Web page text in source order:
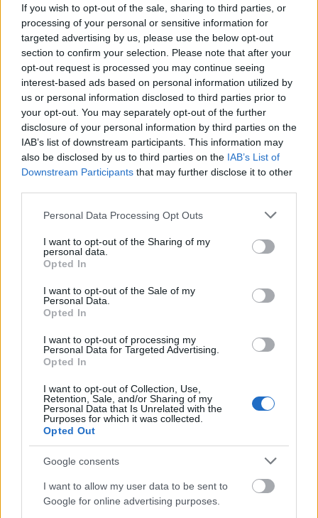
If you wish to opt-out of the sale, sharing to third parties, or
processing of your personal or sensitive information for
targeted advertising by us, please use the below opt-out
section to confirm your selection. Please note that after your
opt-out request is processed you may continue seeing
interest-based ads based on personal information utilized by
us or personal information disclosed to third parties prior to
your opt-out. You may separately opt-out of the further
disclosure of your personal information by third parties on the
IAB’s list of downstream participants. This information may
also be disclosed by us to third parties on the IAB’s List of
Downstream Participants that may further disclose it to other
Please note that this website/app uses one or more Google
not limited to your visit or usage behaviour. You may click to
grant or deny consent to Google and its third-party tags to
use your data for below specified purposes in below Google
consent section.
Personal Data Processing Opt Outs
I want to opt-out of the Sharing of my
personal data.
Opted In
I want to opt-out of the Sale of my
Personal Data.
Opted In
I want to opt-out of processing my
Personal Data for Targeted Advertising.
Opted In
I want to opt-out of Collection, Use,
Retention, Sale, and/or Sharing of my
Personal Data that Is Unrelated with the
Purposes for which it was collected.
Opted Out
Google consents
I want to allow my user data to be sent to
Google for online advertising purposes.
γεώτρησης στο Ιόνιο.
Chevron HELLENiQ ENERGY Σταύρος Παπασταύρου
υδρογονάνθρακες
Facebook Twitter Pinterest LinkedIn Tumblr Email
Σκηνές τρόμου στην Ελβετία:
σιδηροδρομικό σταθμό –
«Αλλάχου Άκμπαρ» φώναζε ο
Blue Moon alert: Τα 3 ζώδια
Στέλλα Λίταινα
ΣΧΕΤΙΚΑΑΡΘΡΑ